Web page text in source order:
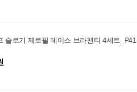
슬로기 제로필 레이스 브라팬티 4세트_P41